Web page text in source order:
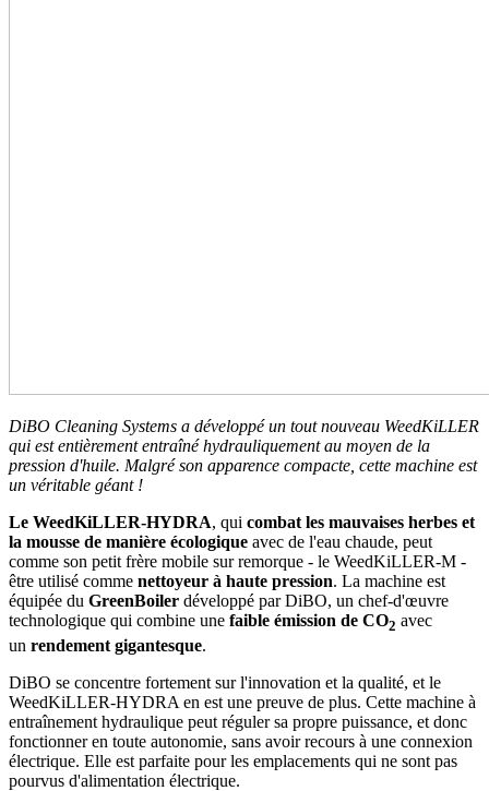
DiBO Cleaning Systems a développé un tout nouveau WeedKiLLER
qui est entièrement entraîné hydrauliquement au moyen de la
pression d'huile. Malgré son apparence compacte, cette machine est
un véritable géant !
Le WeedKiLLER-HYDRA, qui combat les mauvaises herbes et
la mousse de manière écologique avec de l'eau chaude, peut
comme son petit frère mobile sur remorque - le WeedKiLLER-M -
être utilisé comme nettoyeur à haute pression. La machine est
équipée du GreenBoiler développé par DiBO, un chef-d'œuvre
technologique qui combine une faible émission de CO2 avec
un rendement gigantesque.
DiBO se concentre fortement sur l'innovation et la qualité, et le
WeedKiLLER-HYDRA en est une preuve de plus. Cette machine à
entraînement hydraulique peut réguler sa propre puissance, et donc
fonctionner en toute autonomie, sans avoir recours à une connexion
électrique. Elle est parfaite pour les emplacements qui ne sont pas
pourvus d'alimentation électrique.